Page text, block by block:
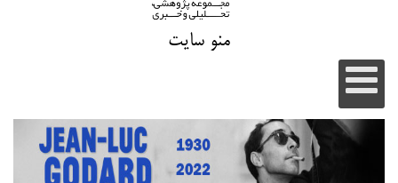
منو سایت